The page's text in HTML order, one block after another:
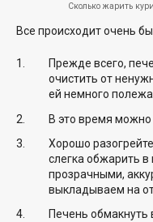
Сколько жарить
Все происходит очень
Прежде всего,
очистить от
ей немного
В это время можно
Хорошо
слегка обжарить в
прозрачными,
выкладываем на
Печень обмакнуть